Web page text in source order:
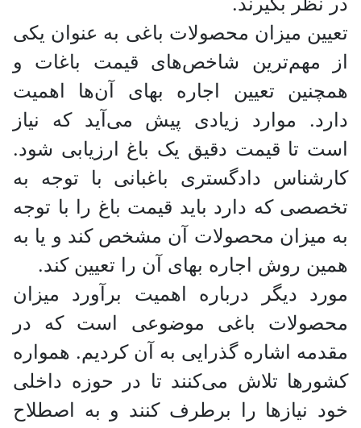
تعیین میزان محصولات باغی به عنوان یکی
از مهم‌ترین شاخص‌های قیمت باغات و
همچنین تعیین اجاره بهای آن‌ها اهمیت
دارد. موارد زیادی پیش می‌آید که نیاز
است تا قیمت دقیق یک باغ ارزیابی شود.
کارشناس دادگستری باغبانی با توجه به
تخصصی که دارد باید قیمت باغ را با توجه
به میزان محصولات آن مشخص کند و یا به
همین روش اجاره بهای آن را تعیین کند.
مورد دیگر درباره اهمیت برآورد میزان
محصولات باغی موضوعی است که در
مقدمه اشاره گذرایی به آن کردیم. همواره
کشور‌ها تلاش می‌کنند تا در حوزه داخلی
خود نیاز‌ها را برطرف کنند و به اصطلاح